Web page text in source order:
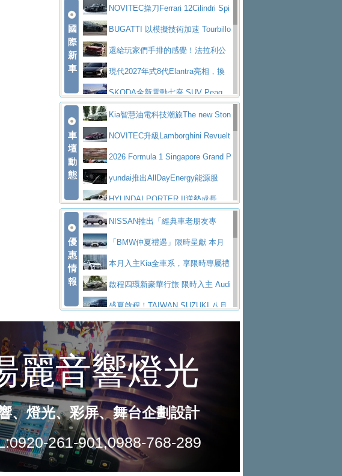
下旬問世！2024第六屆ISUZU運轉職人挑戰賽
首度前進南台灣熱烈開戰
豪華電能休旅新星 Audi Q4 Sportba
ck 55 e-tron S lineScania Taiwan 逆風而行，加深力
道投資布局
升
MATIC Electric 登場
奢華與科技大躍進，MAZDA全新3
代CX-5全方位進化提前亮相並展開預售94.9
萬起
馬自達公布 2027 年式 MX-5 更
新，新增 Yakudo 特別版
Skoda Peaq 發表全新電動動力系
統 最長續航逾 640 公里、支援雙向供電
BMW M2 首度導入 xDrive 四驅，
美國與瑞士需求成關鍵推手
The all-new T-Roc 魅力 自成焦點
Maserati GT2 Stradale「Tribute to
MC12」全球首度亮相
迎接 RANGE ROVER 品牌家族第
五位成員 全新 RANGE ROVER GT 預告登
場
造型華麗時尚、科技座艙再進化，P
eugeot 208小改款發表上市94.8萬起
國
際
新
車
NOVITEC操刀Ferrari 12Cilindri Spi
der 碳纖維空力、鍛造輪圈與Inconel排氣
上身
BUGATTI 以模擬技術加速 Tourbillo
n 動態開發還給玩家們手排的感覺！法拉利公
布12Cilidri Manaule手排超跑產品細節
現代2027年式8代Elantra亮相，換
裝更銳利的造型、更先進的資訊娛樂系統及
更高效的動力
SKODA全新電動七座 SUV Peaq
問世，擁有品牌史上最寬敞且豪華的座艙
AUDI推出首款高性能油電超跑Nuvo
lari，0到100公里加速2.6秒、極速350公里
／小時
百年三叉戟傳奇再啟程 Maserati 重
返 1000 Miglia 傳承競速榮耀
法拉利首款純電跑車Luce亮相，最
大馬力超過1000匹並具備530公里最大續航
里程
小車大空間、座艙科技更先進，SK
ODA發表全新純電跨界休旅Eipq祭平民化車
價89萬起
賓士AMG.EA專屬平台首作，Merc
edes-AMG 全新GT 4-Door Coupe全球首發
福斯推出首款GTI純電性能掀背ID.
Polo GTI，擁有226匹馬力和零百加速 6.8
秒的實力
Jaguar 公布四門 GT車款正式車名
為JAGUAR TYPE 01
終於跟上進度，LEXUS發表首款三
排六座純電旗艦休旅 TZ
有錢也買不到的Golf R！福斯打造
全新Golf R 24h賽車將挑戰紐柏林24小時耐
久賽
SKODA公布全新小型純電跨界休旅
Epiq內裝設計，預計5月19日全球首發
福斯全新 ID. Polo 起跳價約台幣94
萬，續航里程可達到455公里附氣動式按摩
座椅
福斯宣布Golf與T-Roc推出Full Hybri
d全油電複合動力車型，預計於今年第四季
上市
KIA米蘭設計周展出Vision Meta Tu
rismo概念車並公布所有相關資訊，未來將
是命名為EV8
BMW 旗艦房車7系列中期改款，外
觀煥然一新、內裝科技與電動車續航里程大
幅升級
借「東風」之力，HONDA推出中國
製造日本重新貼牌全新4代Insight純電動休
旅
車
壇
動
態
Kia智慧油電科技潮旅The new Ston
ic 1-7月累計銷量創歷史新高
NOVITEC升級Lamborghini Revuelt
o 綜效輸出增至1,048匹
2026 Formula 1 Singapore Grand P
rix 新加坡大獎賽 Audi 極速之旅開放報名
yundai推出AllDayEnergy能源服
務 讓電動車化身行動儲能系統
HYUNDAI PORTER II逆勢成長，
勇奪中型貨車銷售冠軍
父親節霸氣獻禮！PGO 威力125 最
低入手價 $60,900 起 省油ｘ安全ｘ大空間
陪爸爸輕鬆
福斯商旅挺頭家 推出「德系質感 精
算圓夢」專案和運租車榮獲國家品牌玉山獎 以智
慧移動與綠能創新
Volvo Trucks 承諾成為高科技供應
鏈的可靠夥伴XFORCE攜手臺南祀典大天后宮 試
乘就送限量「幸福駕到」過爐御守
NISSAN X-TRAIL 上市首月銷量
躋身同級前3名格上租車暑期享8% LINE POINTS
回饋 再抽黑鑰匙尊榮禮遇
Toyota歐洲純電車銷量翻倍 2026
上半年成長113％
Subaru推動燃油、油電與純電車混
線生產 以彈性製造應對市場變化
魅力 自成焦點 胡宇威擔任 The all-
new T-Roc 品牌大使 攜手Volkswagen展現
不被定義的
匠心淬鍊展現世代躍進 ALL-NEW
MAZDA CX-5 延長保固禮遇限時實施
2026 Honda Motorcycle Cruiser 風
格騎士趴圓滿落幕 風格由你定義！一起騎
全台最速充電樁降臨桃園！ 華城電
優
惠
情
報
NISSAN推出「經典車老朋友專
案」 以匠人精神煥新珍品座駕
「BMW仲夏禮遇」限時呈獻 本月
入主即享尊榮豪華五星假期 多元優購方案
同步實施
本月入主Kia全車系，享限時專屬禮
遇 啟程四環新豪華行旅 限時入主 Audi
A6 旗艦陣容 低月付5,888元起及3 年乙式險
購置金
盛夏啟程！TAIWAN SUZUKI 八月
禮遇全面升級無懼暑假出行！ZS玩美Cool版與G5
0 PLUS酷涼特仕版升級通風座椅
Ford天外飛來禮 Territory旗艦響宴
三件組 再享0利率 入主再抽美國雙人來回機
票
Forester油電版上市週年保固升級
父親節再享SUBARU爸氣豪禮
PEUGEOT、CITROEN「EN ROU
TE！La Vie en Route｜法式日常，即刻啟
程」 全車系享 5 年
全能ZS翻玩新視界！全新27年式換
裝曜黑風格套件 含舊換新60萬內輕鬆入手
暑假購車趁現在！ PGO 全車系一
日限定賞車會 指定車款送3,000元加油卡
特斯拉掀充電價格戰 EVOASIS推
訂閱制假日最低5.25元會員優惠
Honda Motorcycle攜手築間餐飲集